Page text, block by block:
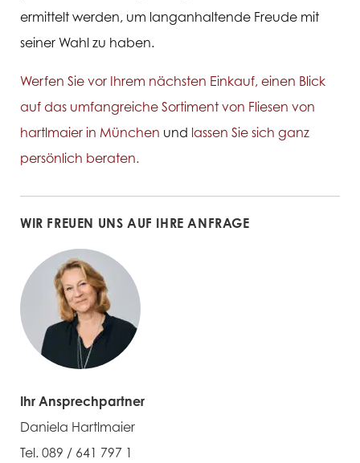
ermittelt werden, um langanhaltende Freude mit
seiner Wahl zu haben.
Werfen Sie vor Ihrem nächsten Einkauf, einen Blick
auf das umfangreiche Sortiment von Fliesen von
hartlmaier in München und lassen Sie sich ganz
persönlich beraten.
WIR FREUEN UNS AUF IHRE ANFRAGE
Ihr Ansprechpartner
Daniela Hartlmaier
Tel. 089 / 641 797 1